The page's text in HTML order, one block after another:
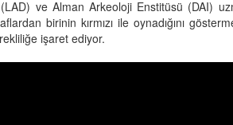
ve Alman Arkeoloji Enstitüsü (DAI)
birinin kırmızı ile oynadığını
işaret ediyor.